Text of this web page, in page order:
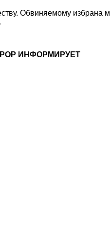
Обвиняемому избрана
ИНФОРМИРУЕТ